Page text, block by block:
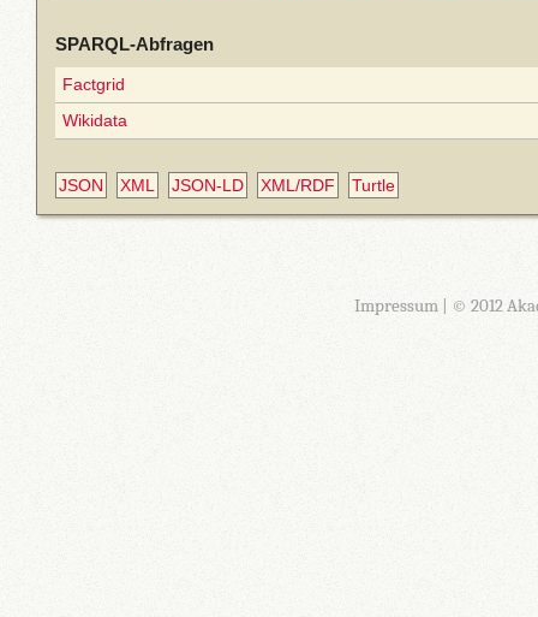
SPARQL-Abfragen
Factgrid
Wikidata
JSON XML JSON-LD XML/RDF Turtle
Impressum| © 2012